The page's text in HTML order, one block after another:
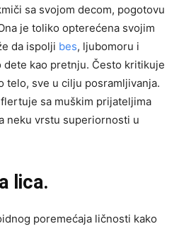
sa svojom decom, pogotovu
je toliko opterećena svojim
da ispolji bes, ljubomoru i
dete kao pretnju. Često kritikuje
telo, sve u cilju posramljivanja.
sa muškim prijateljima
neku vrstu superiornosti u
lica.
poremećaja ličnosti kako